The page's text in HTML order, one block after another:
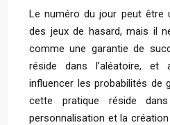
Le numéro du jour peut être
des jeux de hasard, mais il
comme une garantie de
réside dans l’aléatoire,
influencer les probabilités de
cette pratique réside
personnalisation et la création